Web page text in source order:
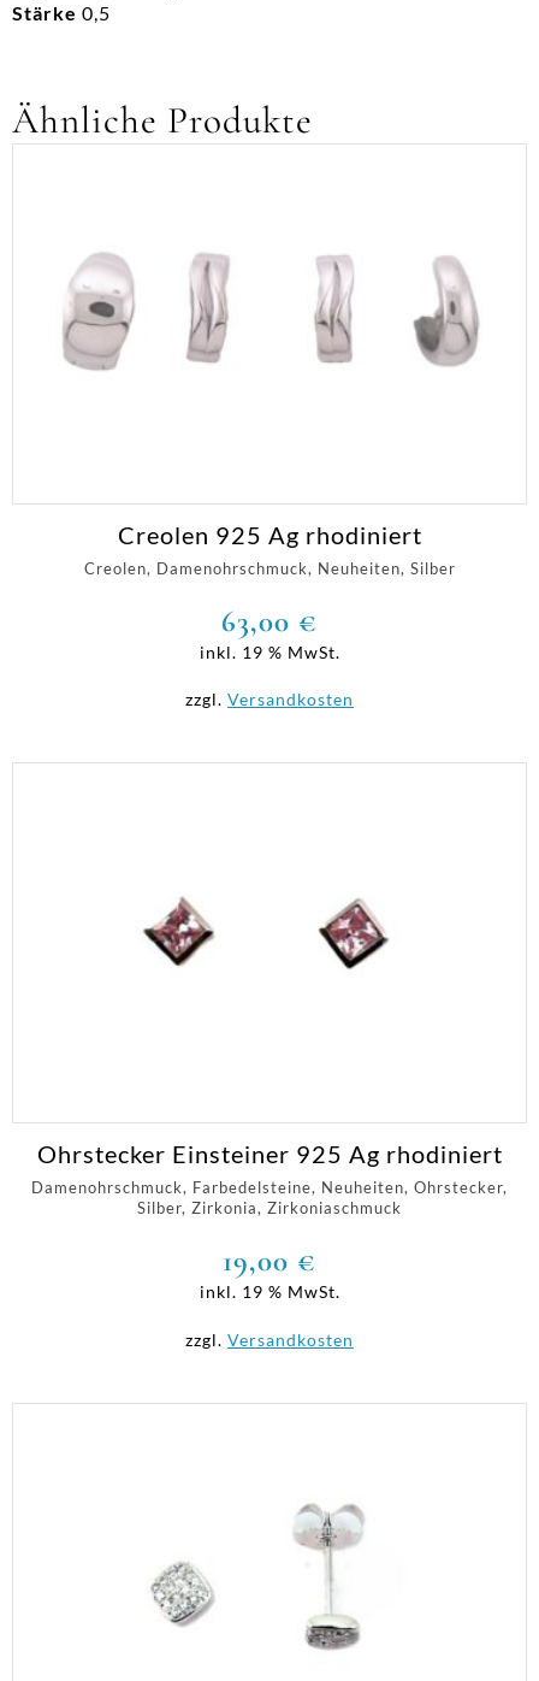
Stärke 0,5
Ähnliche Produkte
Creolen, Damenohrschmuck, Neuheiten, Silber
Creolen 925 Ag rhodiniert
63,00 €
inkl. 19 % MwSt.
zzgl. Versandkosten
Damenohrschmuck, Farbedelsteine, Neuheiten, Ohrstecker,
Silber, Zirkonia, Zirkoniaschmuck
Ohrstecker Einsteiner 925 Ag rhodiniert
19,00 €
inkl. 19 % MwSt.
zzgl. Versandkosten